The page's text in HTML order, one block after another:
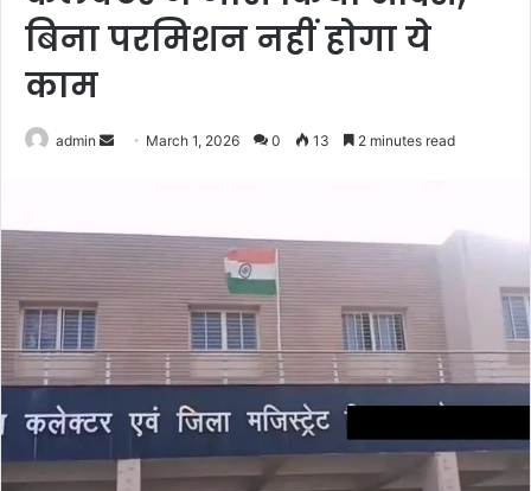
बिना परमिशन नहीं होगा ये
काम
admin
Send March 1, 2026 0 13 2 minutes read